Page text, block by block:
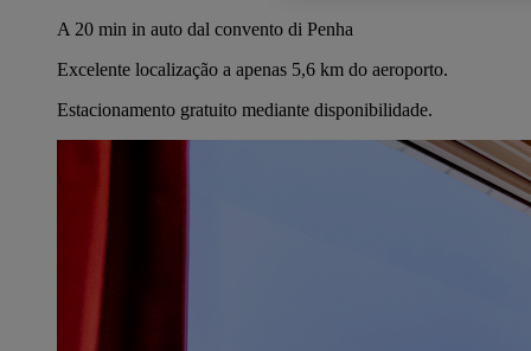
A 20 min in auto dal convento di Penha
Excelente localização a apenas 5,6 km do aeroporto.
Estacionamento gratuito mediante disponibilidade.